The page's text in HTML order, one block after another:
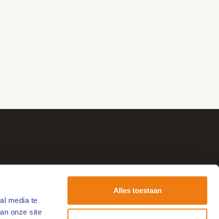
media te
onze site
Alles toestaan
de leukste uitjes!